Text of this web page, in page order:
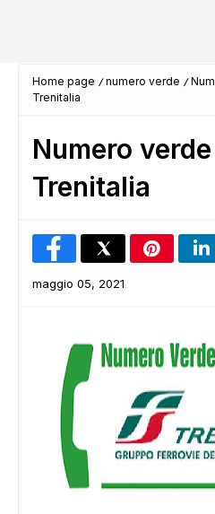
Home page numero verde
Trenitalia
Numero
Trenitalia
maggio 05, 2021